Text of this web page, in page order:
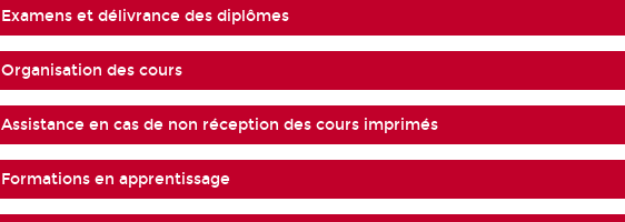
Examens et délivrance des diplômes
Organisation des cours
Assistance en cas de non réception des cours imprimés
Formations en apprentissage